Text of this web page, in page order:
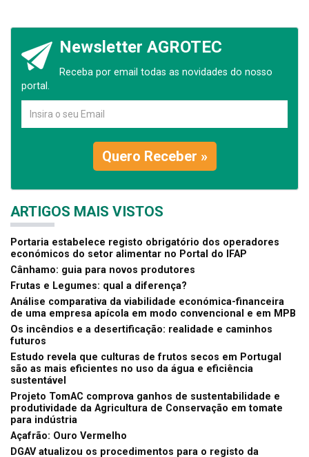
Newsletter AGROTEC
Receba por email todas as novidades do nosso
portal.
Quero Receber »
ARTIGOS MAIS VISTOS
Portaria estabelece registo obrigatório dos operadores
económicos do setor alimentar no Portal do IFAP
Cânhamo: guia para novos produtores
Frutas e Legumes: qual a diferença?
Análise comparativa da viabilidade económica-financeira
de uma empresa apícola em modo convencional e em MPB
Os incêndios e a desertificação: realidade e caminhos
futuros
Estudo revela que culturas de frutos secos em Portugal
são as mais eficientes no uso da água e eficiência
sustentável
Projeto TomAC comprova ganhos de sustentabilidade e
produtividade da Agricultura de Conservação em tomate
para indústria
Açafrão: Ouro Vermelho
DGAV atualizou os procedimentos para o registo da